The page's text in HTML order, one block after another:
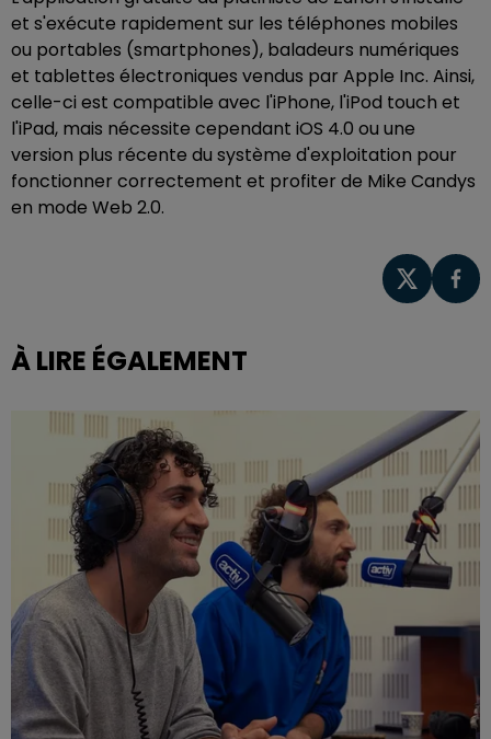
et s'exécute rapidement sur les téléphones mobiles
ou portables (smartphones), baladeurs numériques
et tablettes électroniques vendus par Apple Inc. Ainsi,
celle-ci est compatible avec l'iPhone, l'iPod touch et
l'iPad, mais nécessite cependant iOS 4.0 ou une
version plus récente du système d'exploitation pour
fonctionner correctement et profiter de Mike Candys
en mode Web 2.0.
À LIRE ÉGALEMENT